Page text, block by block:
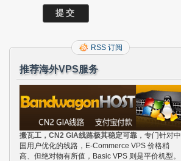
RSS 订阅
推荐海外VPS服务
搬瓦工，CN2 GIA线路极其稳定可靠 ，专门针对中
国用户优化的线路，E-Commerce VPS 价格稍
高、但绝对物有所值，Basic VPS 则是平价机型。